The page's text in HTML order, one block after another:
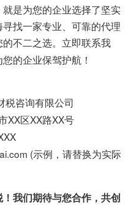
是为您的企业选择了坚实
找一家专业、可靠的代理
不二之选。立即联系我
的企业保驾护航！
税咨询有限公司
XX区XX路XX号
(示例，请替换为实际
我们期待与您合作，共创